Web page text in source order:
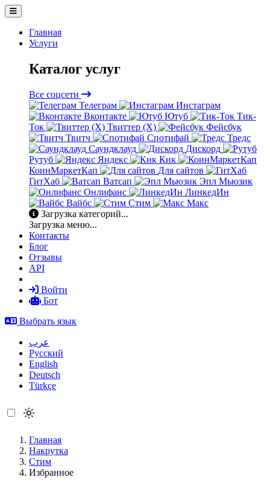
Главная
Услуги
Каталог услуг
Все соцсети
Телеграм
Инстаграм
Вконтакте
Ютуб
Тик-
Ток
Твиттер (X)
Фейсбук
Твитч
Спотифай
Тредс
Саундклауд
Дискорд
Рутуб
Яндекс
Кик
КоинМаркетКап
Для сайтов
ГитХаб
Ватсап
Эпл Мьюзик
Онлифанс
ЛинкедИн
Вайбс
Стим
Макс
Загрузка категорий...
Загрузка меню...
Контакты
Блог
Отзывы
API
Войти
Бот
Выбрать язык
عرب
Русский
English
Deutsch
Türkçe
Главная
Накрутка
Стим
Избранное